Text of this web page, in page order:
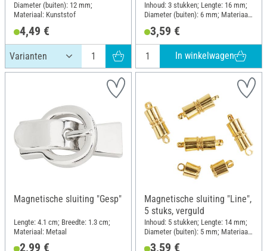
Diameter (buiten): 12 mm;
Materiaal: Kunststof
4,49 €
Inhoud: 3 stukken; Lengte: 16 mm;
Diameter (buiten): 6 mm; Materiaal:
3,59 €
In winkelwagen
Magnetische sluiting "Gesp"
Lengte: 4.1 cm; Breedte: 1.3 cm;
Materiaal: Metaal
2,99 €
Magnetische sluiting "Line",
5 stuks, verguld
Inhoud: 5 stukken; Lengte: 14 mm;
Diameter (buiten): 5 mm; Materiaal:
Metaal
3,59 €